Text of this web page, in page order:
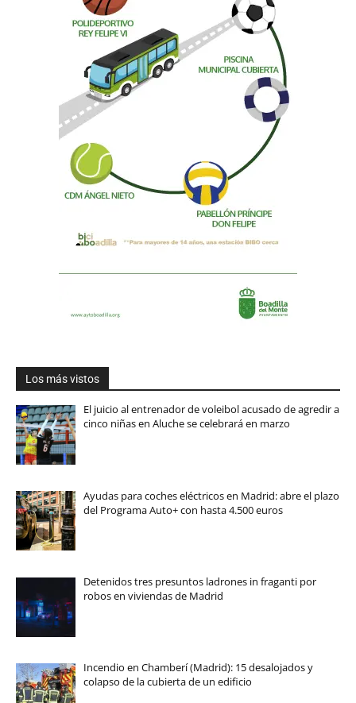
Los más vistos
El juicio al entrenador de voleibol acusado de agredir a
cinco niñas en Aluche se celebrará en marzo
Ayudas para coches eléctricos en Madrid: abre el plazo
del Programa Auto+ con hasta 4.500 euros
Detenidos tres presuntos ladrones in fraganti por
robos en viviendas de Madrid
Incendio en Chamberí (Madrid): 15 desalojados y
colapso de la cubierta de un edificio